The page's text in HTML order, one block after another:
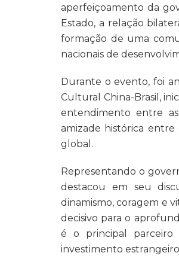
aperfeiçoamento da
Estado, a relação
formação de uma
nacionais de
Durante o evento, foi
Cultural China-Brasil,
entendimento entre
amizade histórica
global.
Representando o
destacou em seu
dinamismo, coragem e
decisivo para o
é o principal parceiro
investimento